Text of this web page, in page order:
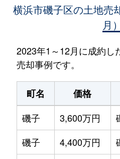
横浜市磯子区の土地売
月）
2023年1～12月に成約し
売却事例です。
町名 価格
磯子
3,600万円
磯子
4,400万円